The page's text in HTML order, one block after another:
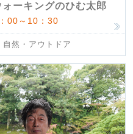
ーキングのひむ太郎
00～10：30
自然・アウトドア